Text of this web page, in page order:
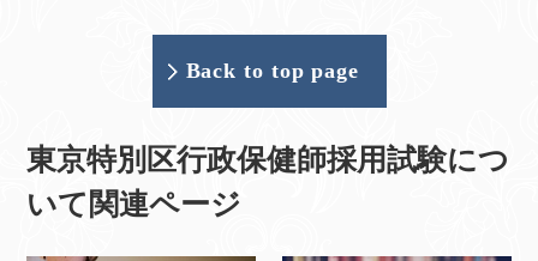
Back to top page
東京特別区行政保健師採用試験につ
いて関連ページ